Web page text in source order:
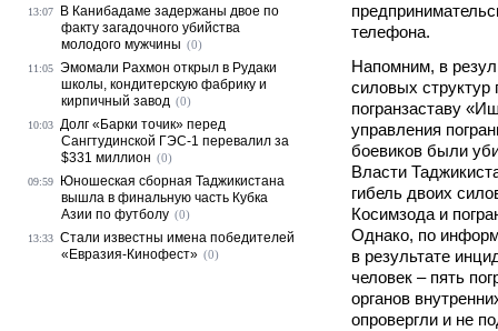
телефона.
Напомним, в
силовых структур
погранзаставу
управления
боевиков были
Власти
гибель двоих
Косимзода и
Однако, по
в результате
человек – пять
органов
опровергли и не
13:07
В Канибадаме задержаны двое по
факту загадочного убийства
молодого мужчины (0)
11:05 Эмомали Рахмон открыл в Рудаки
школы, кондитерскую фабрику и
кирпичный завод (0)
10:03 Долг «Барки точик» перед
Сангтудинской ГЭС-1 перевалил за
$331 миллион (0)
09:59
Юношеская сборная Таджикистана
вышла в финальную часть Кубка
Азии по футболу (0)
13:33 Стали известны имена победителей
«Евразия-Кинофест» (0)